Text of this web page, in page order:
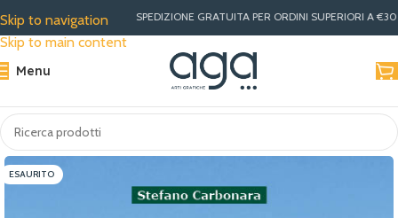
Skip to navigation
Skip to main content
SPEDIZIONE GRATUITA PER ORDINI SUPERIORI A €30 | MIGLIORI
Menu
ESAURITO